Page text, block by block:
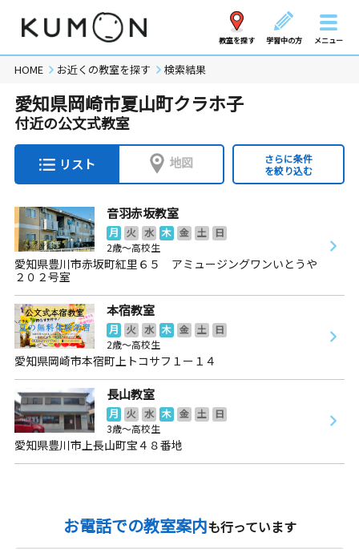
教室を探す 学習中の方 メニュー
HOME お近くの教室を探す 検索結果
愛知県岡崎市夏山町クラホ子
付近の公文式教室
リスト 地図
さらに条件
を絞り込む
音羽赤坂教室
月 火 水 木 金 土
日
2歳～高校生
愛知県豊川市赤坂町紅里６５ アミュージングワンいとうや
２０２号室
本宿教室
月 火 水 木 金 土
日
2歳～高校生
愛知県岡崎市本宿町上トコサフ１ー１４
長山教室
月 火 水 木 金 土
日
3歳～高校生
愛知県豊川市上長山町宝４８番地
お電話での教室案内も行っています